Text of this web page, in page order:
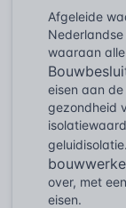
Afgeleide
waaraan
eisen aan
gezondheid
over, met
eisen.